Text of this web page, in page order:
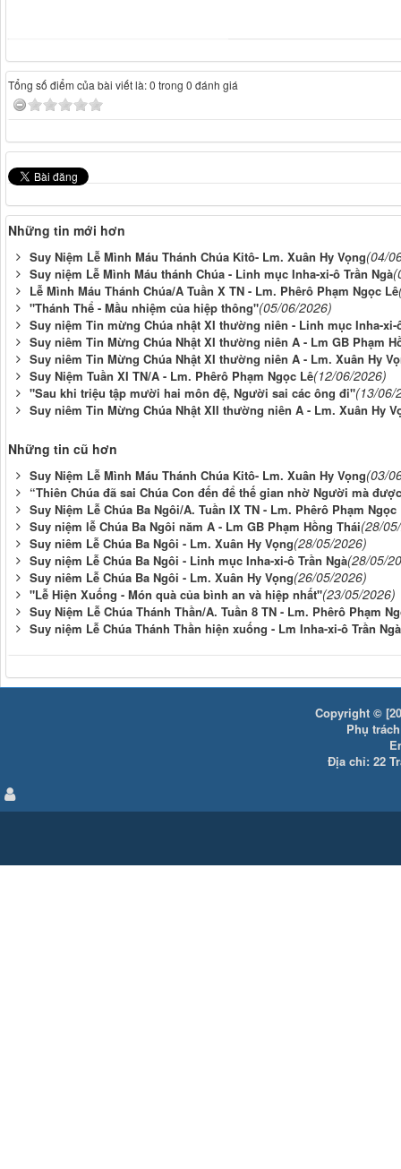
Tổng số điểm của bài viết là: 0 trong 0 đánh giá
Những tin mới hơn
Suy Niệm Lễ Mình Máu Thánh Chúa Kitô- Lm. Xuân Hy Vọng(04/
Suy niệm Lễ Mình Máu thánh Chúa - Linh mục Inha-xi-ô Trần Ngà
Lễ Mình Máu Thánh Chúa/A Tuần X TN - Lm. Phêrô Phạm Ngọc Lê
"Thánh Thể - Mầu nhiệm của hiệp thông"(05/06/2026)
Suy niệm Tin mừng Chúa nhật XI thường niên - Linh mục Inha-xi-
Suy niêm Tin Mừng Chúa Nhật XI thường niên A - Lm GB Phạm
Suy niêm Tin Mừng Chúa Nhật XI thường niên A - Lm. Xuân Hy
Suy Niệm Tuần XI TN/A - Lm. Phêrô Phạm Ngọc Lê(12/06/2026)
"Sau khi triệu tập mười hai môn đệ, Người sai các ông đi"(13/06/
Suy niêm Tin Mừng Chúa Nhật XII thường niên A - Lm. Xuân Hy
Những tin cũ hơn
Suy Niệm Lễ Mình Máu Thánh Chúa Kitô- Lm. Xuân Hy Vọng(03/
“Thiên Chúa đã sai Chúa Con đến để thế gian nhờ Người mà
Suy Niệm Lễ Chúa Ba Ngôi/A. Tuần IX TN - Lm. Phêrô Phạm Ngọc
Suy niệm lễ Chúa Ba Ngôi năm A - Lm GB Phạm Hồng Thái(28/
Suy niêm Lễ Chúa Ba Ngôi - Lm. Xuân Hy Vọng(28/05/2026)
Suy niệm Lễ Chúa Ba Ngôi - Linh mục Inha-xi-ô Trần Ngà(28/05/
Suy niêm Lễ Chúa Ba Ngôi - Lm. Xuân Hy Vọng(26/05/2026)
"Lễ Hiện Xuống - Món quà của bình an và hiệp nhất"(23/05/2026)
Suy Niệm Lễ Chúa Thánh Thần/A. Tuần 8 TN - Lm. Phêrô Phạm
Suy niệm Lễ Chúa Thánh Thần hiện xuống - Lm Inha-xi-ô Trần Ngà
Copyright ©
Phụ
Địa chỉ: 22